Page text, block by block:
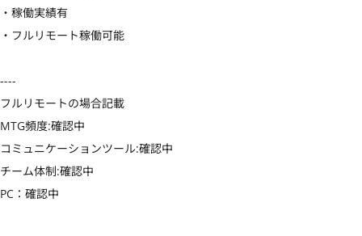
・稼働実績有
・フルリモート稼働可能
----
フルリモートの場合記載
MTG頻度:確認中
コミュニケーションツール:確認中
チーム体制:確認中
PC：確認中